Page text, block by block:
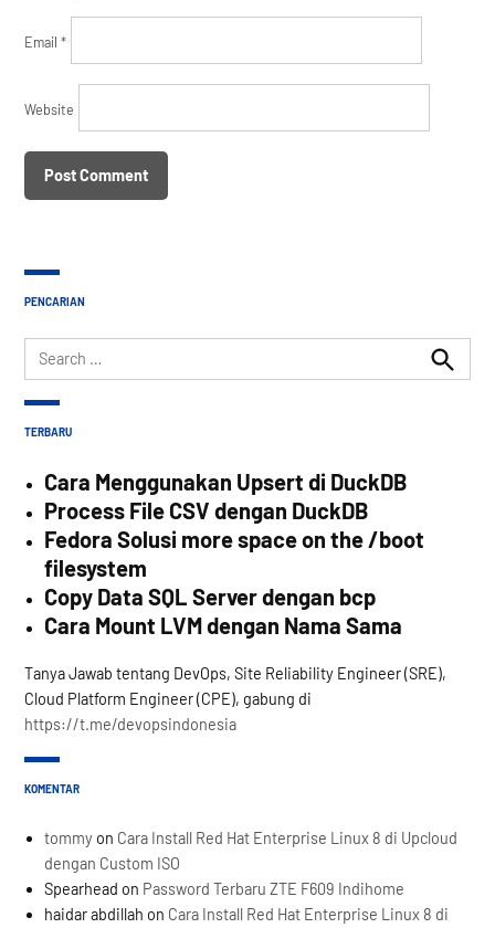
Email*
Website
PENCARIAN
Search
for:
Search
TERBARU
Cara Menggunakan Upsert di DuckDB
Process File CSV dengan DuckDB
Fedora Solusi more space on the /boot
filesystem
Copy Data SQL Server dengan bcp
Cara Mount LVM dengan Nama Sama
Tanya Jawab tentang DevOps, Site Reliability Engineer (SRE),
Cloud Platform Engineer (CPE), gabung di
https://t.me/devopsindonesia
KOMENTAR
tommy on Cara Install Red Hat Enterprise Linux 8 di Upcloud
dengan Custom ISO
Spearhead on Password Terbaru ZTE F609 Indihome
haidar abdillah on Cara Install Red Hat Enterprise Linux 8 di